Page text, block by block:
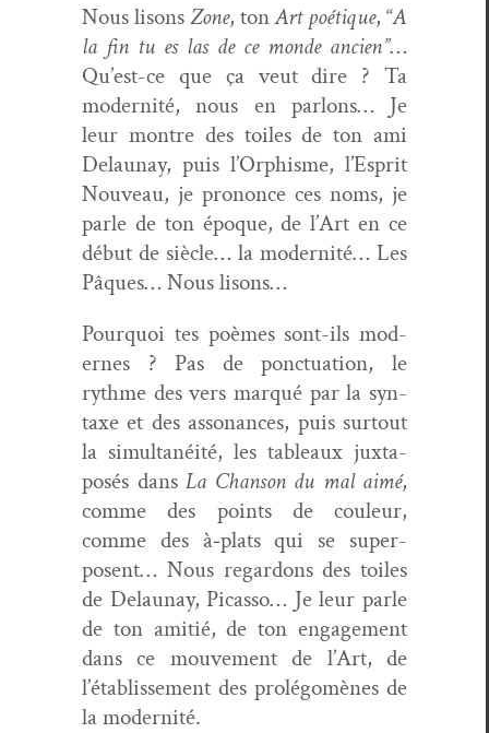
Nous lisonsZone, tonArt poé­tique, “A
la fin tu es las de ce monde ancien”…
Qu’est-ce que ça veut dire ? Ta
moder­nité, nous en par­lons… Je
leur mon­tre des toiles de ton ami
Delau­nay, puis l’Orphisme, l’Esprit
Nou­veau, je prononce ces noms, je
par­le de ton époque, de l’Art en ce
début de siè­cle… la moder­nité… Les
Pâques… Nous lisons…
Pourquoi tes poèmes sont-ils mod­
ernes ? Pas de ponc­tu­a­tion, le
rythme des vers mar­qué par la syn­
taxe et des asso­nances, puis surtout
la simul­tanéité, les tableaux jux­ta­
posés dansLa Chan­son du mal aimé,
comme des points de couleur,
comme des à‑plats qui se super­
posent… Nous regar­dons des toiles
de Delau­nay, Picas­so… Je leur par­le
de ton ami­tié, de ton engage­ment
dans ce mou­ve­ment de l’Art, de
l’établissement des pro­lé­gomènes de
la modernité.